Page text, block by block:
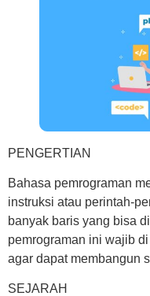
PENGERTIAN
Bahasa pemrograman
instruksi atau perintah-
banyak baris yang bisa
pemrograman ini wajib
agar dapat membangun
SEJARAH